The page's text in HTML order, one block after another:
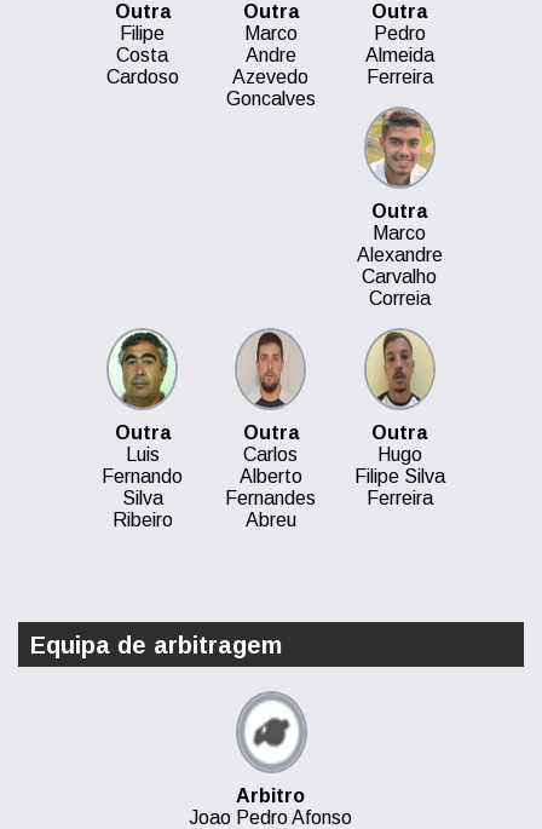
Outra
Filipe
Costa
Cardoso
Outra
Marco
Andre
Azevedo
Goncalves
Outra
Pedro
Almeida
Ferreira
Outra
Marco
Alexandre
Carvalho
Correia
Outra
Luis
Fernando
Silva
Ribeiro
Outra
Carlos
Alberto
Fernandes
Abreu
Outra
Hugo
Filipe Silva
Ferreira
Equipa de arbitragem
Arbitro
Joao Pedro Afonso